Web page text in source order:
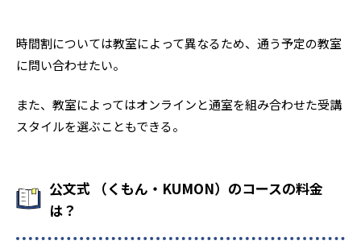
時間割については教室によって異なるため、通う予定の教室
に問い合わせたい。
また、教室によってはオンラインと通室を組み合わせた受講
スタイルを選ぶこともできる。
公文式 （くもん・KUMON）のコースの料金
は？